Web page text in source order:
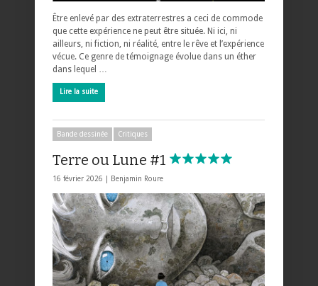
Être enlevé par des extraterrestres a ceci de commode
que cette expérience ne peut être située. Ni ici, ni
ailleurs, ni fiction, ni réalité, entre le rêve et l’expérience
vécue. Ce genre de témoignage évolue dans un éther
dans lequel …
Lire la suite
Bande dessinée Critiques
Terre ou Lune #1
16 février 2026 | Benjamin Roure